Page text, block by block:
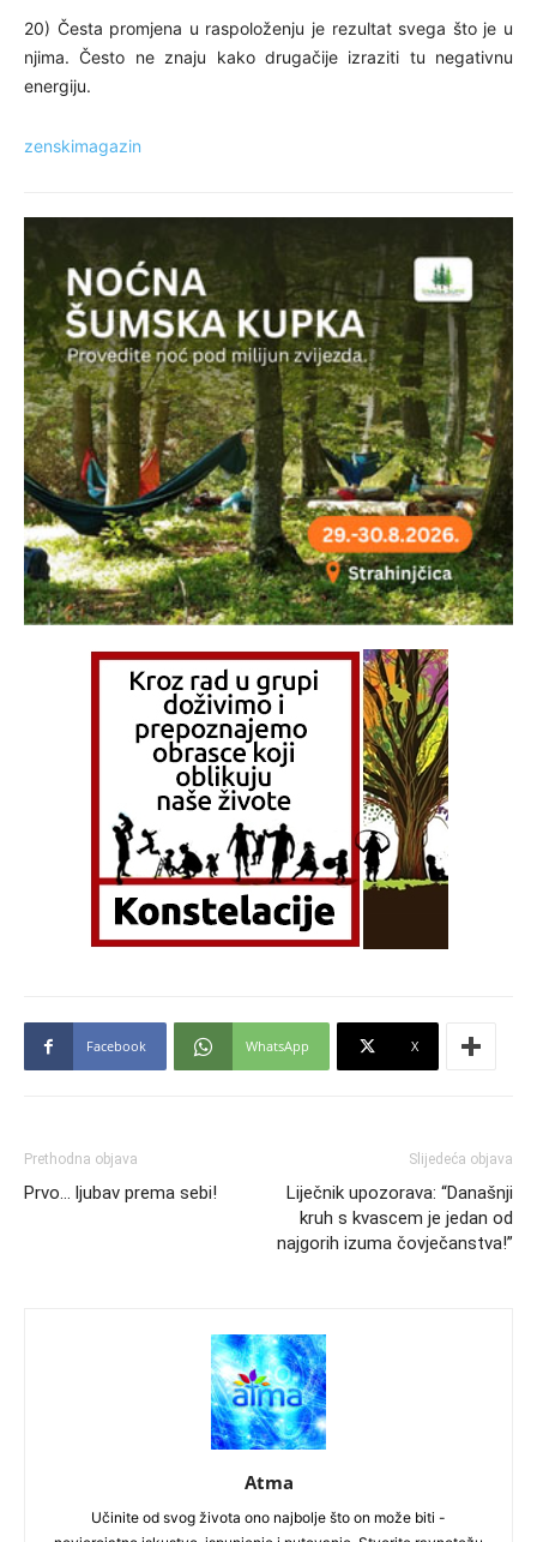
20) Česta promjena u raspoloženju je rezultat svega što je u
njima. Često ne znaju kako drugačije izraziti tu negativnu
energiju.
zenskimagazin
Facebook WhatsApp X
Prethodna objava
Prvo… ljubav prema sebi!
Slijedeća objava
Liječnik upozorava: “Današnji
kruh s kvascem je jedan od
najgorih izuma čovječanstva!”
Atma
Učinite od svog života ono najbolje što on može biti -